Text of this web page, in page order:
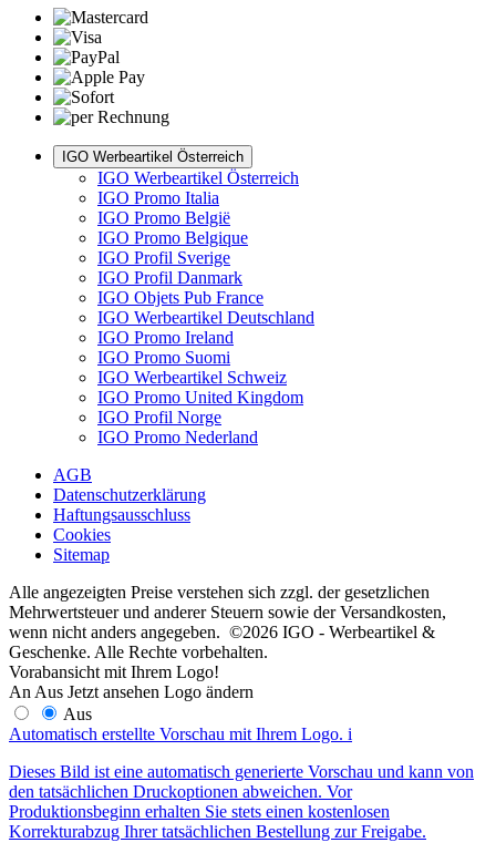
IGO Werbeartikel Österreich
IGO Werbeartikel Österreich
IGO Promo Italia
IGO Promo België
IGO Promo Belgique
IGO Profil Sverige
IGO Profil Danmark
IGO Objets Pub France
IGO Werbeartikel Deutschland
IGO Promo Ireland
IGO Promo Suomi
IGO Werbeartikel Schweiz
IGO Promo United Kingdom
IGO Profil Norge
IGO Promo Nederland
AGB
Datenschutzerklärung
Haftungsausschluss
Cookies
Sitemap
Alle angezeigten Preise verstehen sich zzgl. der gesetzlichen
Mehrwertsteuer und anderer Steuern sowie der Versandkosten,
wenn nicht anders angegeben. ©2026 IGO - Werbeartikel &
Geschenke. Alle Rechte vorbehalten.
Vorabansicht mit Ihrem Logo!
AnAus Jetzt ansehen Logo ändern
Aus
Automatisch erstellte Vorschau mit Ihrem Logo. i
Dieses Bild ist eine automatisch generierte Vorschau und kann von
den tatsächlichen Druckoptionen abweichen. Vor
Produktionsbeginn erhalten Sie stets einen kostenlosen
Korrekturabzug Ihrer tatsächlichen Bestellung zur Freigabe.